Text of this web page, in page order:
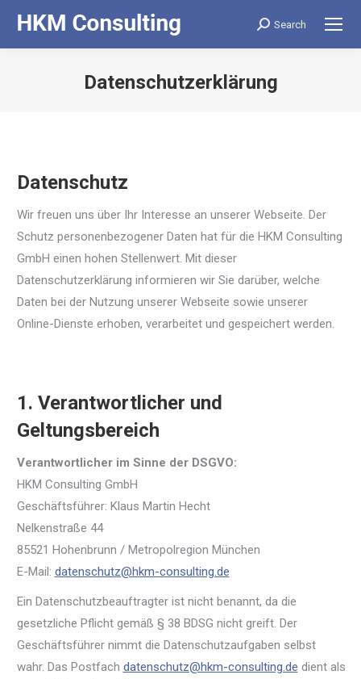
Search:
Search
Datenschutzerklärung
Datenschutz
Wir freuen uns über Ihr Interesse an unserer Webseite. Der
Schutz personenbezogener Daten hat für die HKM Consulting
GmbH einen hohen Stellenwert. Mit dieser
Datenschutzerklärung informieren wir Sie darüber, welche
Daten bei der Nutzung unserer Webseite sowie unserer
Online-Dienste erhoben, verarbeitet und gespeichert werden.
1. Verantwortlicher und
Geltungsbereich
Verantwortlicher im Sinne der DSGVO:
HKM Consulting GmbH
Geschäftsführer: Klaus Martin Hecht
Nelkenstraße 44
85521 Hohenbrunn / Metropolregion München
E-Mail: datenschutz@hkm-consulting.de
Ein Datenschutzbeauftragter ist nicht benannt, da die
gesetzliche Pflicht gemäß § 38 BDSG nicht greift. Der
Geschäftsführer nimmt die Datenschutzaufgaben selbst
wahr. Das Postfach datenschutz@hkm-consulting.de dient als